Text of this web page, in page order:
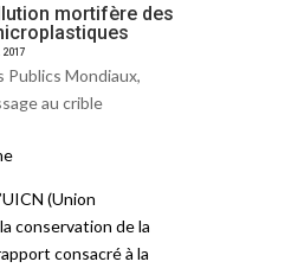
mortifère des
Publics Mondiaux,
au crible
(Union
conservation de la
consacré à la